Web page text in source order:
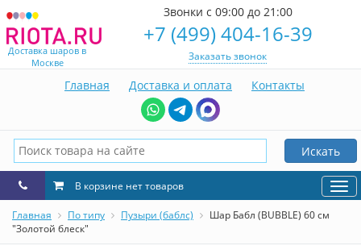
Доставка шаров в
Москве
Звонки с 09:00 до 21:00
+7 (499) 404-16-39
Заказать звонок
Главная Доставка и оплата Контакты
Искать
В корзине нет товаров
Главная По типу Пузыри (баблс)
Шар Бабл (BUBBLE) 60 см
"Золотой блеск"